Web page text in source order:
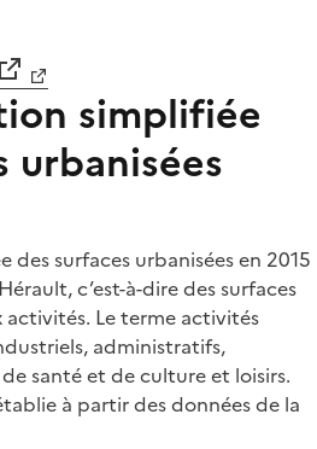
simplifiée
urbanisées
des surfaces urbanisées en 2015
c’est-à-dire des surfaces
activités. Le terme activités
administratifs,
santé et de culture et loisirs.
à partir des données de la